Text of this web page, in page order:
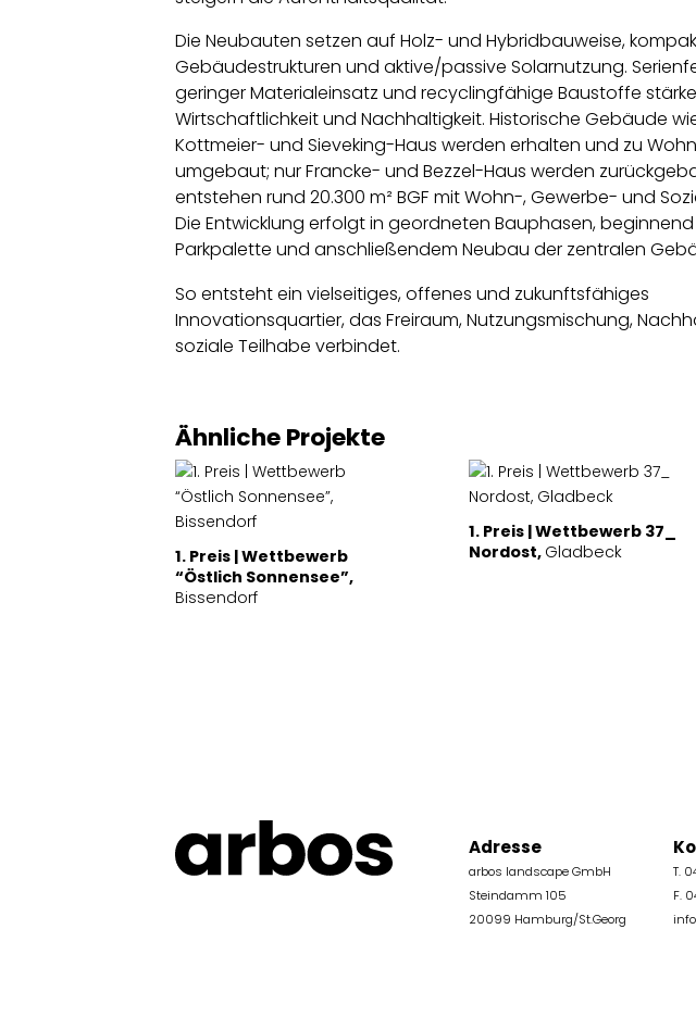
Die Neubauten setzen auf Holz- und Hybridbauweise,
Gebäudestrukturen und aktive/passive Solarnutzung.
geringer Materialeinsatz und recyclingfähige Baustoffe
Wirtschaftlichkeit und Nachhaltigkeit. Historische Gebäude
Kottmeier- und Sieveking-Haus werden erhalten und zu
umgebaut; nur Francke- und Bezzel-Haus werden
entstehen rund 20.300 m² BGF mit Wohn-, Gewerbe- und
Die Entwicklung erfolgt in geordneten Bauphasen,
Parkpalette und anschließendem Neubau der zentralen
So entsteht ein vielseitiges, offenes und zukunftsfähiges
Innovationsquartier, das Freiraum, Nutzungsmischung,
soziale Teilhabe verbindet.
Ähnliche Projekte
1. Preis | Wettbewerb
“Östlich Sonnensee”,
Bissendorf
1. Preis | Wettbewerb 37_
Nordost, Gladbeck
Adresse
arbos landscape GmbH
Steindamm 105
20099 Hamburg/St.Georg
T.
F.